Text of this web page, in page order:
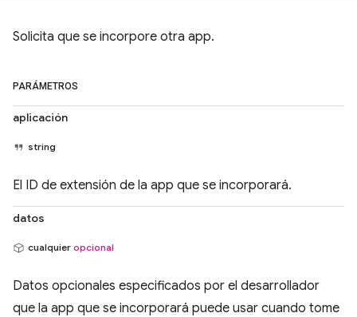
Solicita que se incorpore otra app.
PARÁMETROS
aplicación
string
El ID de extensión de la app que se incorporará.
datos
cualquier opcional
Datos opcionales especificados por el desarrollador
que la app que se incorporará puede usar cuando tome